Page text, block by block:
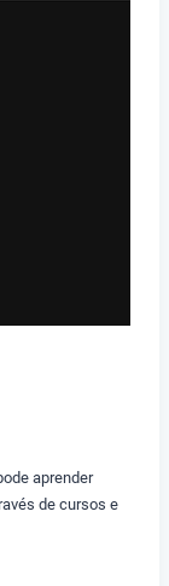
aprender
de cursos e